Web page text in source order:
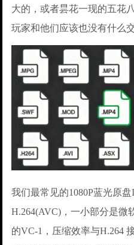
大的，或者昙花一现的五花
玩家和他们应该也没有什么
我们最常见的1080P蓝光原
H.264(AVC)，一小部分是微
的VC-1，压缩效率与H.264